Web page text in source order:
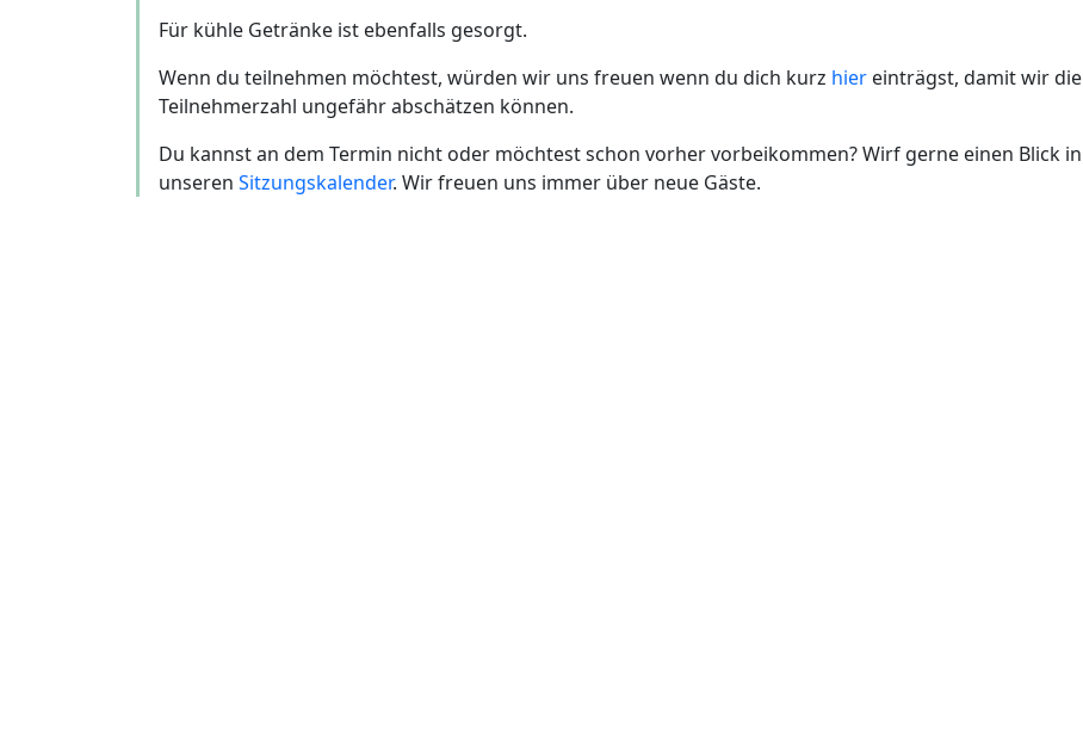
Für kühle Getränke ist ebenfalls gesorgt.
Wenn du teilnehmen möchtest, würden wir uns freuen wenn du dich kurz hier einträgst, damit wir die
Teilnehmerzahl ungefähr abschätzen können.
Du kannst an dem Termin nicht oder möchtest schon vorher vorbeikommen? Wirf gerne einen Blick in
unseren Sitzungskalender. Wir freuen uns immer über neue Gäste.